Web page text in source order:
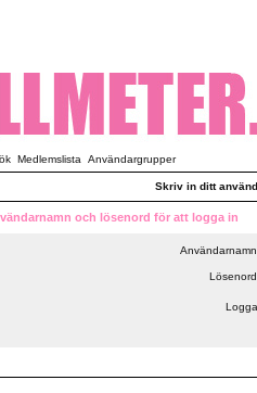
Medlemslista Användargrupper
Skriv in ditt
och lösenord för att logga in